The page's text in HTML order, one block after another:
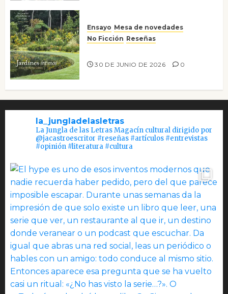
Ensayo Mesa de novedades
No Ficción Reseñas
30 DE JUNIO DE 2026 0
la_jungladelasletras
La Jungla de las Letras Magacín cultural dirigido por
@jacastroescritor #reseñas #artículos #entrevistas
#opinión #literatura #cultura